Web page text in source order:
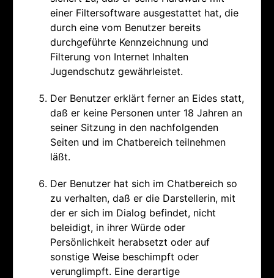
einer Filtersoftware ausgestattet hat, die
durch eine vom Benutzer bereits
durchgeführte Kennzeichnung und
Filterung von Internet Inhalten
Jugendschutz gewährleistet.
Der Benutzer erklärt ferner an Eides statt,
daß er keine Personen unter 18 Jahren an
seiner Sitzung in den nachfolgenden
Seiten und im Chatbereich teilnehmen
läßt.
Der Benutzer hat sich im Chatbereich so
zu verhalten, daß er die Darstellerin, mit
der er sich im Dialog befindet, nicht
beleidigt, in ihrer Würde oder
Persönlichkeit herabsetzt oder auf
sonstige Weise beschimpft oder
verunglimpft. Eine derartige